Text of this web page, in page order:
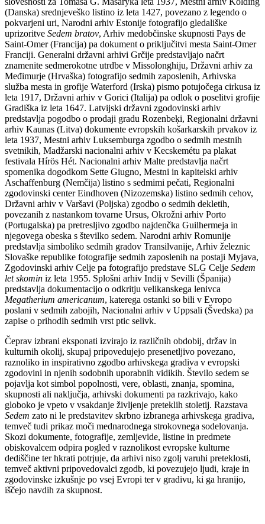
(Danska) srednjeveško listino iz leta 1427, povezano z legendo o
pokvarjeni uri, Narodni arhiv Estonije fotografijo gledališke
uprizoritve Sedem bratov, Arhiv medobčinske skupnosti Pays de
Saint-Omer (Francija) pa dokument o priključitvi mesta Saint-Omer
Franciji. Generalni državni arhivi Grčije predstavljajo načrt
znamenite sedmerokotne utrdbe v Missolonghiju, Državni arhiv za
Međimurje (Hrvaška) fotografijo sedmih zaposlenih, Arhivska
služba mesta in grofije Waterford (Irska) pismo potujočega cirkusa iz
leta 1917, Državni arhiv v Gorici (Italija) pa odlok o poselitvi grofije
Gradiška iz leta 1647. Latvijski državni zgodovinski arhiv
predstavlja pogodbo o prodaji gradu Rozenbeķi, Regionalni državni
arhiv Kaunas (Litva) dokumente evropskih košarkarskih prvakov iz
leta 1937, Mestni arhiv Luksemburga zgodbo o sedmih mestnih
svetnikih, Madžarski nacionalni arhiv v Kecskemétu pa plakat
festivala Hírös Hét. Nacionalni arhiv Malte predstavlja načrt
spomenika dogodkom Sette Giugno, Mestni in kapitelski arhiv
Aschaffenburg (Nemčija) listino s sedmimi pečati, Regionalni
zgodovinski center Eindhoven (Nizozemska) listino sedmih cehov,
Državni arhiv v Varšavi (Poljska) zgodbo o sedmih dekletih,
povezanih z nastankom tovarne Ursus, Okrožni arhiv Porto
(Portugalska) pa pretresljivo zgodbo najdenčka Guilhermeja in
njegovega obeska s številko sedem. Narodni arhiv Romunije
predstavlja simboliko sedmih gradov Transilvanije, Arhiv železnic
Slovaške republike fotografije sedmih zaposlenih na postaji Myjava,
Zgodovinski arhiv Celje pa fotografijo predstave SLG Celje Sedem
let skomin iz leta 1955. Splošni arhiv Indij v Sevilli (Španija)
predstavlja dokumentacijo o odkritju velikanskega lenivca
Megatherium americanum, katerega ostanki so bili v Evropo
poslani v sedmih zabojih, Nacionalni arhiv v Uppsali (Švedska) pa
zapise o prihodih sedmih vrst ptic selivk.
Čeprav izbrani eksponati izvirajo iz različnih obdobij, držav in
kulturnih okolij, skupaj pripovedujejo presenetljivo povezano,
raznoliko in inspirativno zgodbo arhivskega gradiva v evropski
zgodovini in njenih sodobnih uporabnih vidikih. Število sedem se
pojavlja kot simbol popolnosti, vere, oblasti, znanja, spomina,
skupnosti ali naključja, arhivski dokumenti pa razkrivajo, kako
globoko je vpeto v vsakdanje življenje preteklih stoletij. Razstava
Sedem zato ni le predstavitev skrbno izbranega arhivskega gradiva,
temveč tudi prikaz moči mednarodnega strokovnega sodelovanja.
Skozi dokumente, fotografije, zemljevide, listine in predmete
obiskovalcem odpira pogled v raznolikost evropske kulturne
dediščine ter hkrati potrjuje, da arhivi niso zgolj varuhi preteklosti,
temveč aktivni pripovedovalci zgodb, ki povezujejo ljudi, kraje in
zgodovinske izkušnje po vsej Evropi ter v gradivu, ki ga hranijo,
iščejo navdih za skupnost.